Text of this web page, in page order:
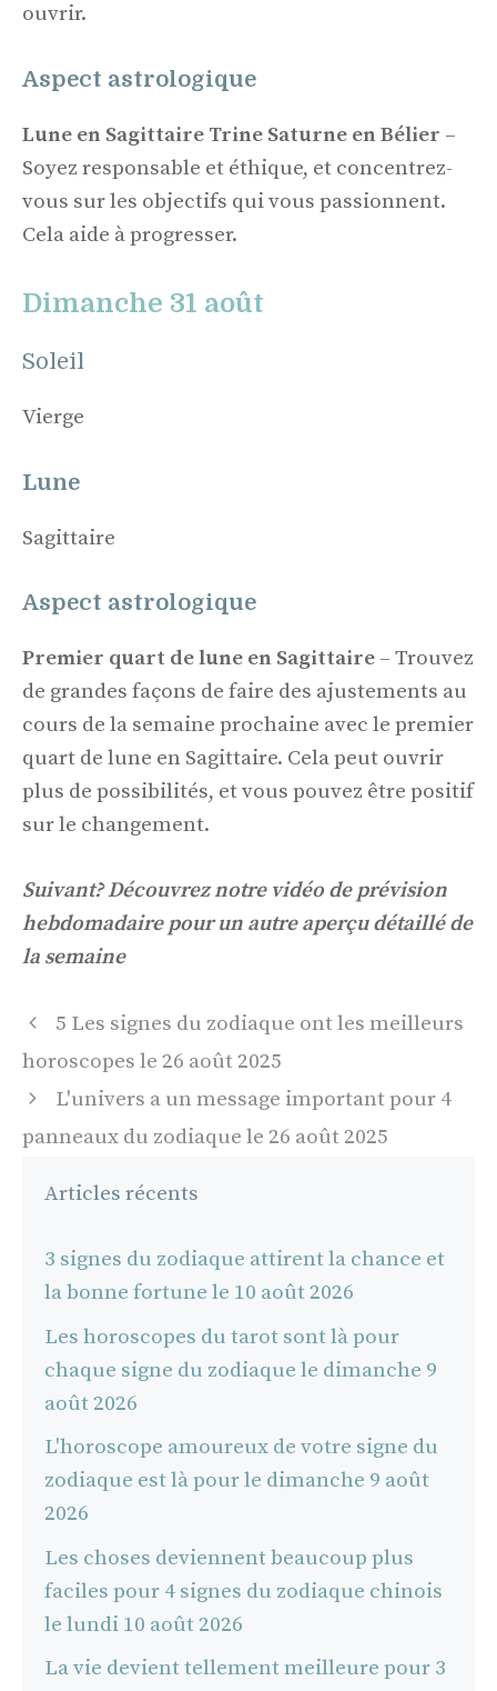
ouvrir.
Aspect astrologique
Lune en Sagittaire Trine Saturne en Bélier –
Soyez responsable et éthique, et concentrez-
vous sur les objectifs qui vous passionnent.
Cela aide à progresser.
Dimanche 31 août
Soleil
Vierge
Lune
Sagittaire
Aspect astrologique
Premier quart de lune en Sagittaire – Trouvez
de grandes façons de faire des ajustements au
cours de la semaine prochaine avec le premier
quart de lune en Sagittaire. Cela peut ouvrir
plus de possibilités, et vous pouvez être positif
sur le changement.
Suivant? Découvrez notre vidéo de prévision
hebdomadaire pour un autre aperçu détaillé de
la semaine
Navigation
des
5 Les signes du zodiaque ont les meilleurs
horoscopes le 26 août 2025
L'univers a un message important pour 4
panneaux du zodiaque le 26 août 2025
Articles récents
3 signes du zodiaque attirent la chance et
la bonne fortune le 10 août 2026
Les horoscopes du tarot sont là pour
chaque signe du zodiaque le dimanche 9
août 2026
L'horoscope amoureux de votre signe du
zodiaque est là pour le dimanche 9 août
2026
Les choses deviennent beaucoup plus
faciles pour 4 signes du zodiaque chinois
le lundi 10 août 2026
La vie devient tellement meilleure pour 3